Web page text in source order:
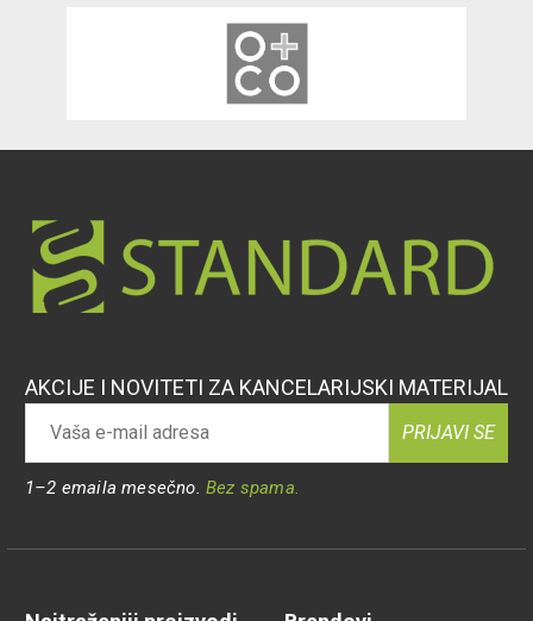
AKCIJE I NOVITETI ZA KANCELARIJSKI MATERIJAL
PRIJAVI SE
1–2 emaila mesečno. Bez spama.